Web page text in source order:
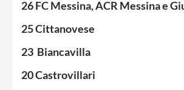
26 FC Messina, ACR Messina e
25 Cittanovese
23 Biancavilla
20 Castrovillari